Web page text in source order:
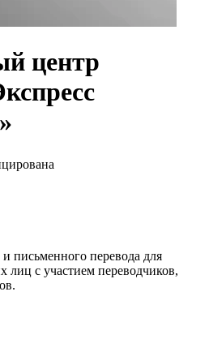
центр
письменного перевода для
лиц с участием переводчиков,